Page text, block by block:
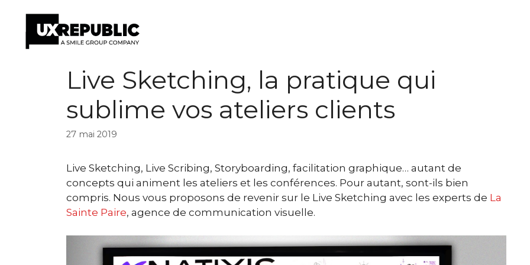
Live Sketching, la pratique qui
sublime vos ateliers clients
27 mai 2019
Live Sketching, Live Scribing, Storyboarding, facilitation graphique… autant de
concepts qui animent les ateliers et les conférences. Pour autant, sont-ils bien
compris. Nous vous proposons de revenir sur le Live Sketching avec les experts de La
Sainte Paire, agence de communication visuelle.